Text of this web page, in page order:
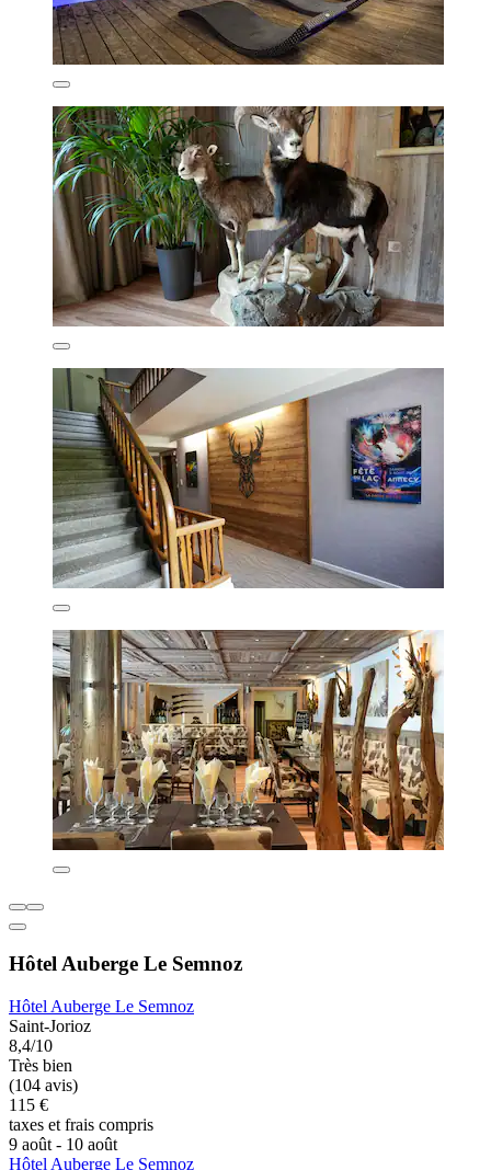
Hôtel Auberge Le Semnoz
Hôtel Auberge Le Semnoz
Saint-Jorioz
8,4/10
Très bien
(104 avis)
115 €
taxes et frais compris
9 août - 10 août
Hôtel Auberge Le Semnoz